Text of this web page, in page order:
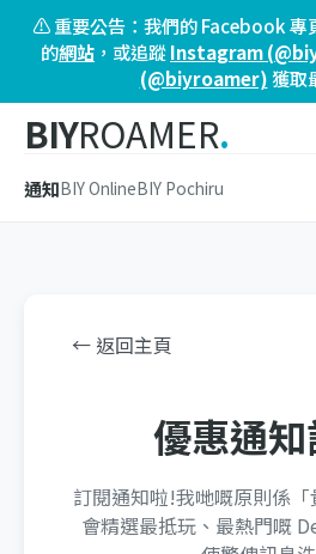
⚠️ 重要公告：我們的 Facebook 專
的網站 ，或追蹤Instagram
(@biyroamer)獲取
BIYROAMER.
通知BIY OnlineBIY Pochiru
← 返回主頁
優惠通
訂閱通知啦!我哋嘅原則係
會精選最抵玩、最熱門嘅